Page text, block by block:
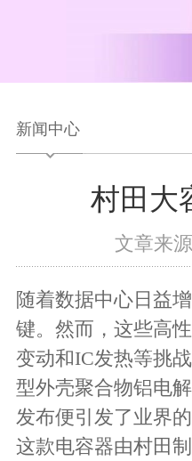
新闻中心
村田大
文章来
随着数据中心日益
键。然而，这些高
变动和IC发热等挑
型外壳聚合物铝电
发布便引发了业界
这款电容器由村田